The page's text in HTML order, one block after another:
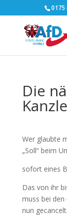
0175
Die
Wer glaubte
„Soll“ beim
sofort eines
Das von ihr
muss bei den
nun gecancelt.